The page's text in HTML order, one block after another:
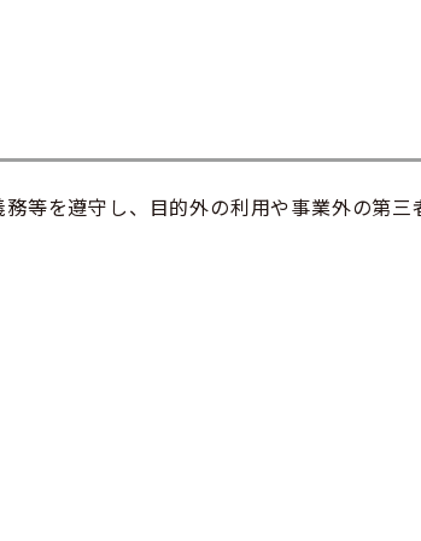
等を遵守し、目的外の利用や事業外の第三